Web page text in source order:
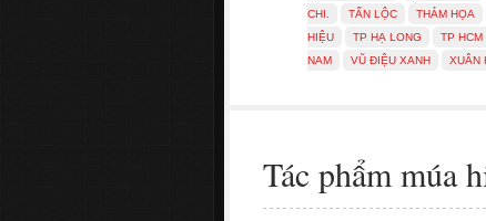
CHI.
TẤN LỘC THẢM HỌA
HIỆU
TP HẠ LONG TP HCM
NAM
VŨ ĐIỆU XANH XUÂN
Tác phẩm múa